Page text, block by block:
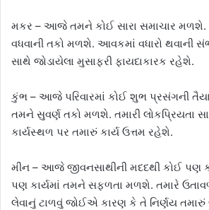
મકર – આજે તમને કોઈ સારા સમાચાર
વધવાની તકો મળશે. આવકમાં વધારો થવાની
સાથે જોડાયેલા મુસાફરી ફાયદાકારક રહેશે.
કુંભ – આજે પરિવારમાં કોઈ શુભ પ્રસંગની
તમને સુવર્ણ તકો મળશે. તમારી લોકપ્રિયતા
કાર્યસ્થળ પર તમારું કાર્ય ઉત્તમ રહેશે.
મીન – આજે જીવનસાથીની મદદથી કોઈ પણ
પણ કાર્યમાં તમને સફળતા મળશે. તમારે
લેવાનું ટાળવું જોઈએ કારણ કે તે નિર્ણય તમારું